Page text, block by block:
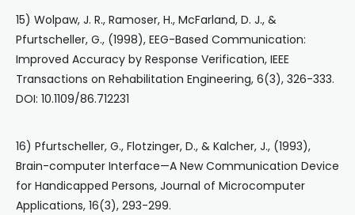
15) Wolpaw, J. R., Ramoser, H., McFarland, D. J., &
Pfurtscheller, G., (1998), EEG-Based Communication:
Improved Accuracy by Response Verification, IEEE
Transactions on Rehabilitation Engineering, 6(3), 326-333.
DOI: 10.1109/86.712231
16) Pfurtscheller, G., Flotzinger, D., & Kalcher, J., (1993),
Brain-computer Interface—A New Communication Device
for Handicapped Persons, Journal of Microcomputer
Applications, 16(3), 293-299.